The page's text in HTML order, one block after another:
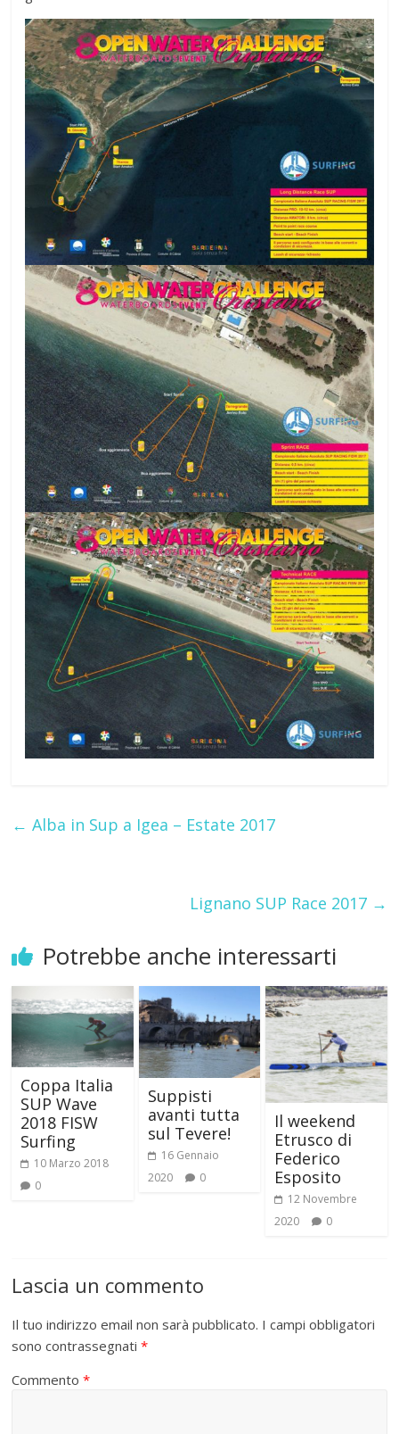
← Alba in Sup a Igea – Estate 2017
Lignano SUP Race 2017 →
Potrebbe anche interessarti
Coppa Italia
SUP Wave
2018 FISW
Surfing
10 Marzo 2018
0
Suppisti
avanti tutta
sul Tevere!
16 Gennaio
2020
0
Il weekend
Etrusco di
Federico
Esposito
12 Novembre
2020
0
Lascia un commento
Il tuo indirizzo email non sarà pubblicato. I campi obbligatori
sono contrassegnati*
Commento*